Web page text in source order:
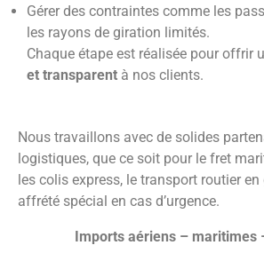
Gérer des contraintes comme les
les rayons de giration limités.
Chaque étape est réalisée pour offrir
et transparent à nos clients.
Nous travaillons avec de solides
logistiques, que ce soit pour le fret
les colis express, le transport routier
affrété spécial en cas d’urgence.
Imports aériens – maritimes